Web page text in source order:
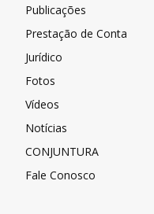
Publicações
Prestação de Conta
Jurídico
Fotos
Vídeos
Notícias
CONJUNTURA
Fale Conosco